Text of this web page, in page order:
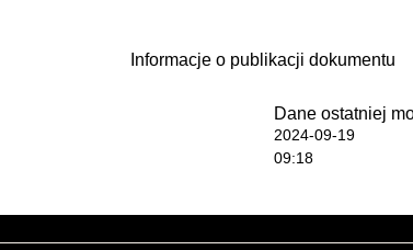
Informacje o publikacji dokumentu
Dane ostatniej
2024-09-19
09:18